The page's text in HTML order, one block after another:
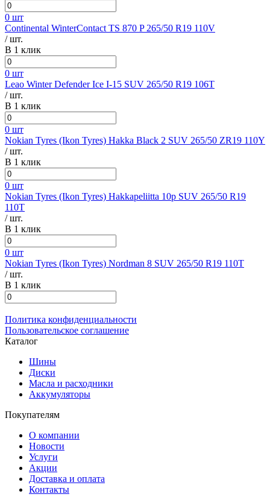
0 шт
Continental WinterContact TS 870 P 265/50 R19 110V
/ шт.
В 1 клик
0 шт
Leao Winter Defender Ice I-15 SUV 265/50 R19 106T
/ шт.
В 1 клик
0 шт
Nokian Tyres (Ikon Tyres) Hakka Black 2 SUV 265/50 ZR19 110Y
/ шт.
В 1 клик
0 шт
Nokian Tyres (Ikon Tyres) Hakkapeliitta 10p SUV 265/50 R19
110T
/ шт.
В 1 клик
0 шт
Nokian Tyres (Ikon Tyres) Nordman 8 SUV 265/50 R19 110T
/ шт.
В 1 клик
Политика конфиденциальности
Пользовательское соглашение
Каталог
Шины
Диски
Масла и расходники
Аккумуляторы
Покупателям
О компании
Новости
Услуги
Акции
Доставка и оплата
Контакты